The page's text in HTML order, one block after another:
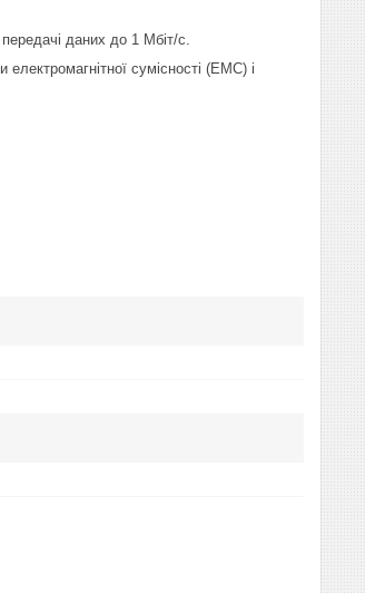
даних до 1 Мбіт/с.
сумісності (ЕМС) і